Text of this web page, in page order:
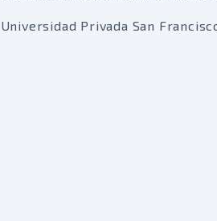
Universidad Privada San